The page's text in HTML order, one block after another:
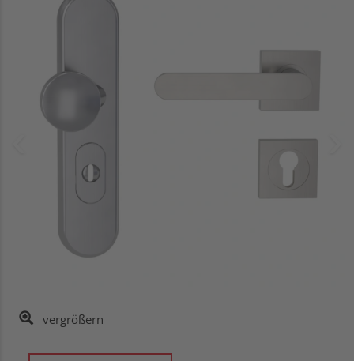
vergrößern